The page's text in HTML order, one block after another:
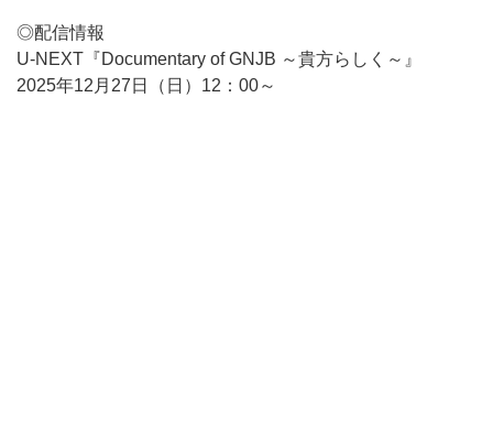
◎配信情報
U-NEXT『Documentary of GNJB ～貴方らしく～』
2025年12月27日（日）12：00～